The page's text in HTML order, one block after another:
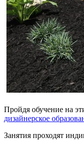
Пройдя обучение на
дизайнерское
Занятия проходят